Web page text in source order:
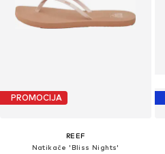
PROMOCIJA
REEF
Natikače 'Bliss Nights'